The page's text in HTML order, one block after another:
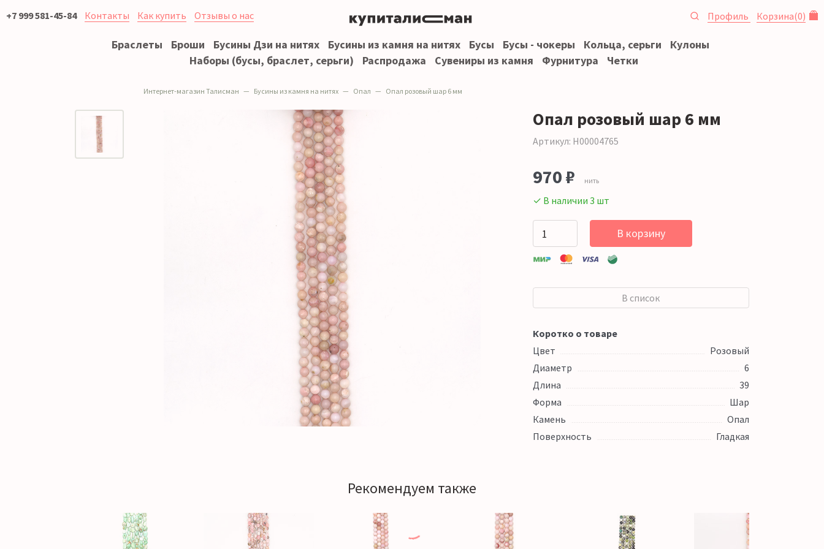
+7 999 581-45-84 Контакты Как купить Отзывы о нас Профиль Корзина(0)
Браслеты Броши Бусины Дзи на нитях Бусины из камня на нитях Бусы Бусы - чокеры Кольца, серьги
Кулоны
Наборы (бусы, браслет, серьги)
Распродажа Сувениры из камня Фурнитура Четки
Интернет-магазин Талисман Бусины из камня на нитях Опал Опал розовый шар 6 мм
Опал розовый шар 6 мм
Артикул: Н00004765
970 ₽ нить
✓ В наличии 3 шт
В корзину
В список
Коротко о товаре
Цвет
Розовый
Диаметр
6
Длина
39
Форма
Шар
Камень
Опал
Поверхность
Гладкая
Рекомендуем также